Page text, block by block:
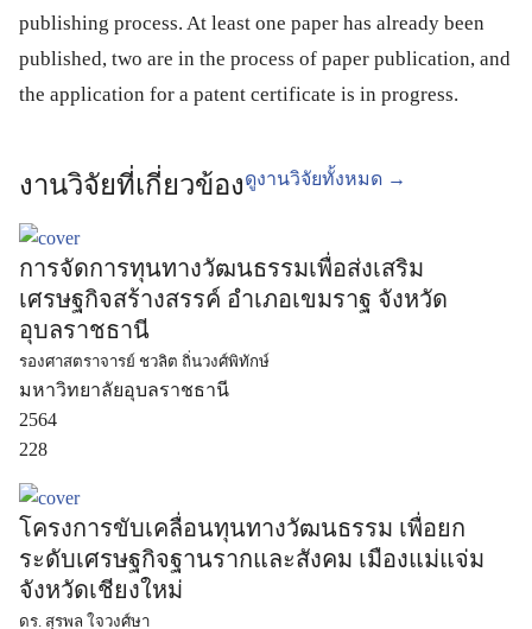
publishing process. At least one paper has already been
published, two are in the process of paper publication, and
the application for a patent certificate is in progress.
งานวิจัยที่เกี่ยวข้องดูงานวิจัยทั้งหมด →
การจัดการทุนทางวัฒนธรรมเพื่อส่งเสริม
เศรษฐกิจสร้างสรรค์ อำเภอเขมราฐ จังหวัด
อุบลราชธานี
รองศาสตราจารย์ ชวลิต ถิ่นวงศ์พิทักษ์
มหาวิทยาลัยอุบลราชธานี
2564
228
โครงการขับเคลื่อนทุนทางวัฒนธรรม เพื่อยก
ระดับเศรษฐกิจฐานรากและสังคม เมืองแม่แจ่ม
จังหวัดเชียงใหม่
ดร. สุรพล ใจวงศ์ษา